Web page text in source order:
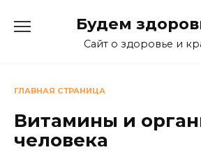
Будем
Сайт о здоровье и
ГЛАВНАЯ СТРАНИЦА
Витамины и
человека